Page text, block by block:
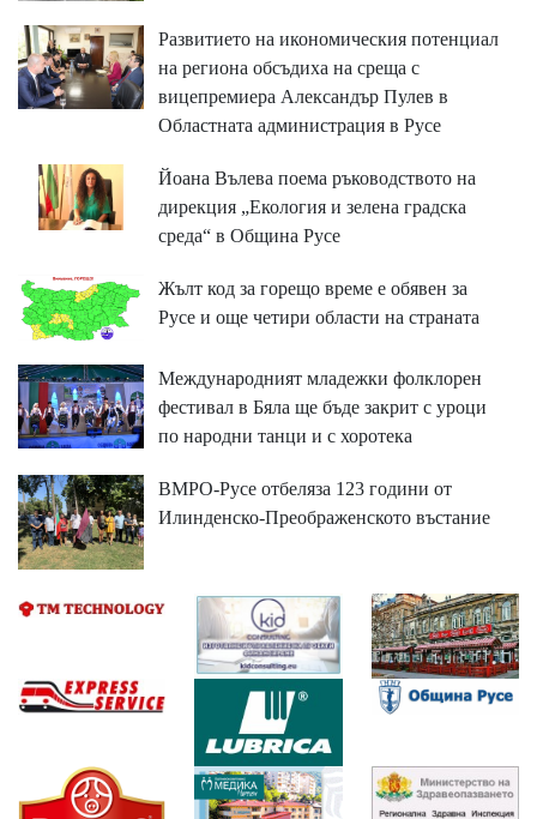
Развитието на икономическия потенциал
на региона обсъдиха на среща с
вицепремиера Александър Пулев в
Областната администрация в Русе
Йоана Вълева поема ръководството на
дирекция „Екология и зелена градска
среда“ в Община Русе
Жълт код за горещо време е обявен за
Русе и още четири области на страната
Международният младежки фолклорен
фестивал в Бяла ще бъде закрит с уроци
по народни танци и с хоротека
ВМРО-Русе отбеляза 123 години от
Илинденско-Преображенското въстание